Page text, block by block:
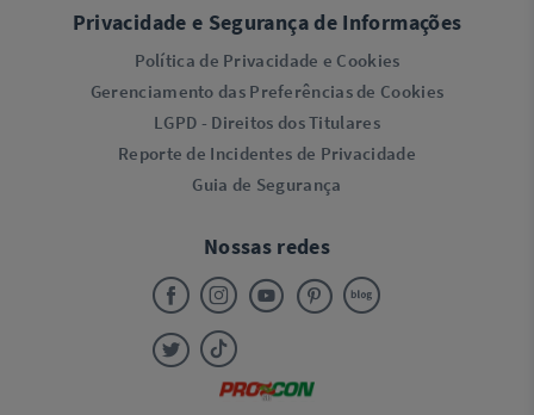
Privacidade e Segurança de Informações
Política de Privacidade e Cookies
Gerenciamento das Preferências de Cookies
LGPD - Direitos dos Titulares
Reporte de Incidentes de Privacidade
Guia de Segurança
Nossas redes